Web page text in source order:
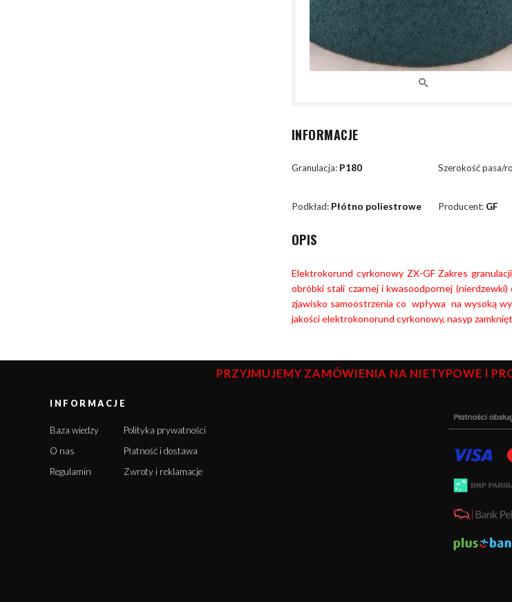
INFORMACJE
Granulacja: P180 Szerokość pasa/
Podkład: Płótno poliestrowe Producent: GF
OPIS
Elektrokorund cyrkonowy ZX-GF Zakres
obróbki stali czarnej i kwasoodpornej
zjawisko samoostrzenia co wpływa na wysoką
jakości elektrokonorund cyrkonowy, nasyp
PRZYJMUJEMY ZAMÓWIENIA NA NIETYPOWE I
INFORMACJE
Baza wiedzy
O nas
Regulamin
Polityka prywatności
Płatność i dostawa
Zwroty i reklamacje